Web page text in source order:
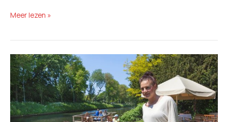
Chef
gezocht
Meer lezen »